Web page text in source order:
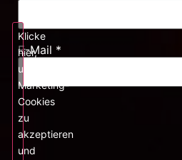
E-Mail *
Klicke
hier,
um
Marketing-
Cookies
zu
akzeptieren
und